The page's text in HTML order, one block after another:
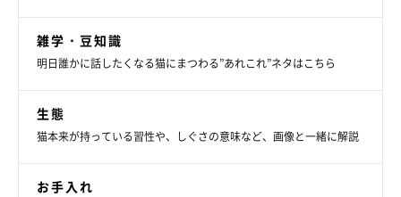
ねこのきもち投稿写真ギャラリー
雑学・豆知識
明日誰かに話したくなる猫にまつわる”あれこれ”ネタはこちら
生態
猫本来が持っている習性や、しぐさの意味など、画像と一緒に解説
お手入れ